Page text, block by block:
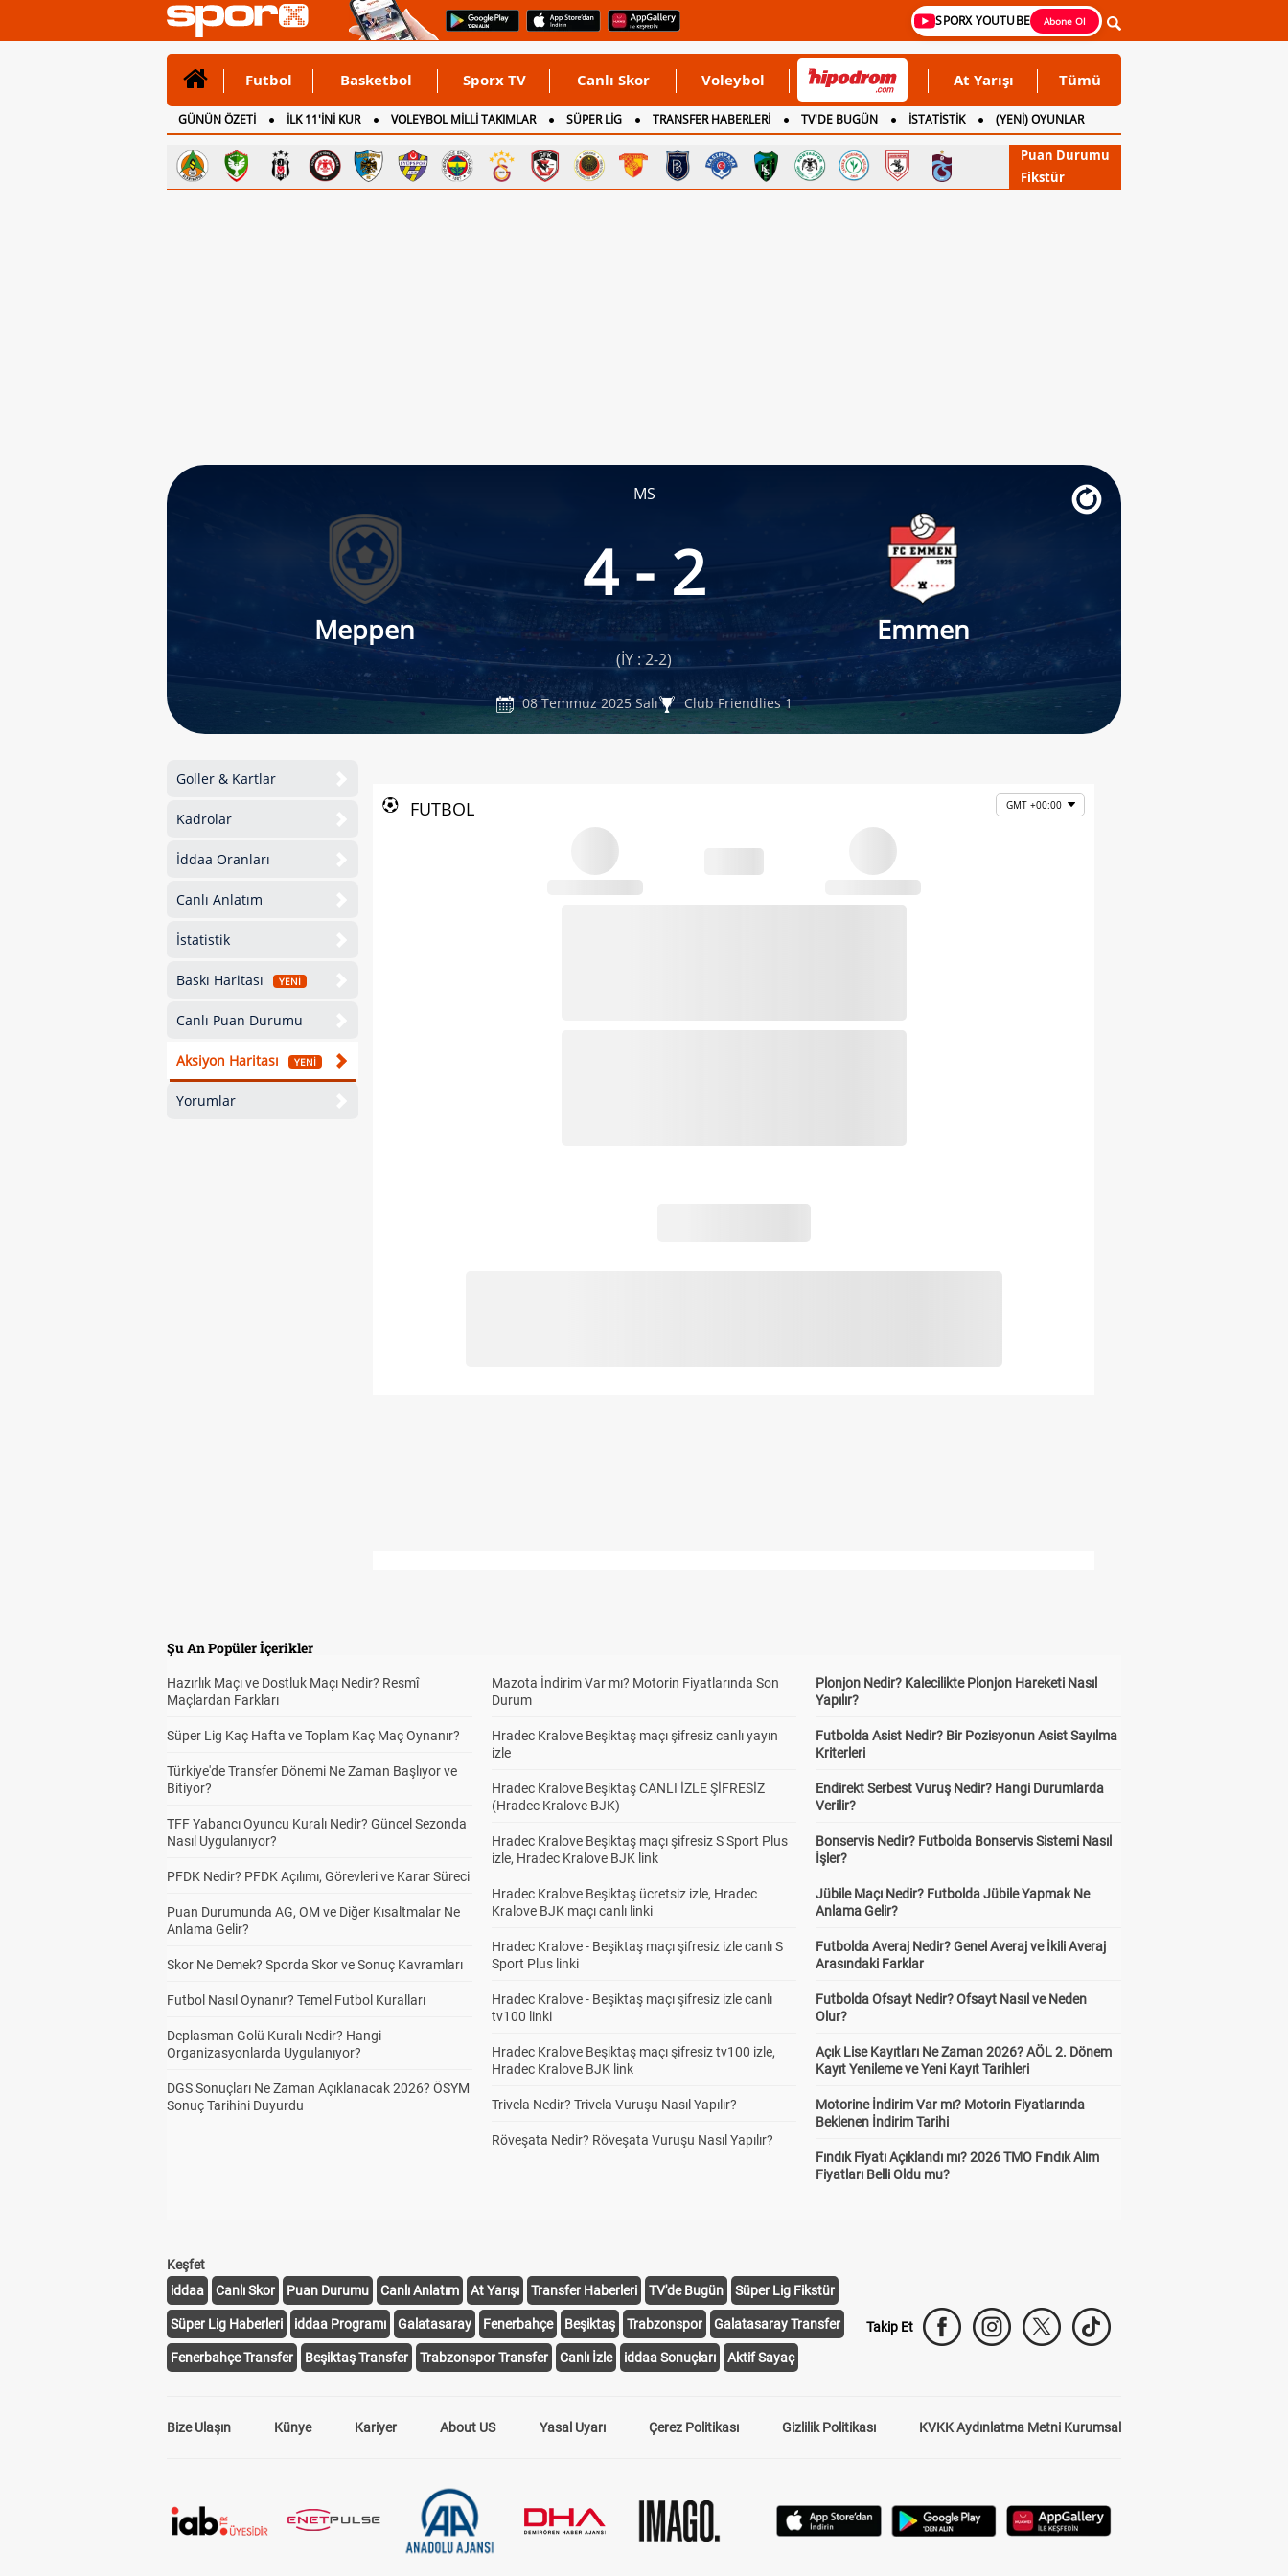
SPORX YOUTUBE Abone Ol
Futbol Basketbol Sporx TV Canlı Skor Voleybol At Yarışı Tümü
GÜNÜN ÖZETİ İLK 11'İNİ KUR VOLEYBOL MİLLİ TAKIMLAR SÜPER LİG TRANSFER HABERLERİ TV'DE BUGÜN İSTATİSTİK
(YENİ) OYUNLAR
CANLI ANLATIM
İNGİLTERE
Puan Durumu
Fikstür
MS
Meppen
4 - 2
Emmen
(İY : 2-2)
08 Temmuz 2025 Salı Club Friendlies 1
Goller & Kartlar
Kadrolar
İddaa Oranları
Canlı Anlatım
İstatistik
Baskı Haritası YENİ
Canlı Puan Durumu
Aksiyon Haritası YENİ
Yorumlar
FUTBOL GMT +00:00
Şu An Popüler İçerikler
Hazırlık Maçı ve Dostluk Maçı Nedir? Resmî
Maçlardan Farkları
Süper Lig Kaç Hafta ve Toplam Kaç Maç Oynanır?
Türkiye'de Transfer Dönemi Ne Zaman Başlıyor ve
Bitiyor?
TFF Yabancı Oyuncu Kuralı Nedir? Güncel Sezonda
Nasıl Uygulanıyor?
PFDK Nedir? PFDK Açılımı, Görevleri ve Karar Süreci
Puan Durumunda AG, OM ve Diğer Kısaltmalar Ne
Anlama Gelir?
Skor Ne Demek? Sporda Skor ve Sonuç Kavramları
Futbol Nasıl Oynanır? Temel Futbol Kuralları
Deplasman Golü Kuralı Nedir? Hangi
Organizasyonlarda Uygulanıyor?
DGS Sonuçları Ne Zaman Açıklanacak 2026? ÖSYM
Sonuç Tarihini Duyurdu
Mazota İndirim Var mı? Motorin Fiyatlarında Son
Durum
Hradec Kralove Beşiktaş maçı şifresiz canlı yayın
izle
Hradec Kralove Beşiktaş CANLI İZLE ŞİFRESİZ
(Hradec Kralove BJK)
Hradec Kralove Beşiktaş maçı şifresiz S Sport Plus
izle, Hradec Kralove BJK link
Hradec Kralove Beşiktaş ücretsiz izle, Hradec
Kralove BJK maçı canlı linki
Hradec Kralove - Beşiktaş maçı şifresiz izle canlı S
Sport Plus linki
Hradec Kralove - Beşiktaş maçı şifresiz izle canlı
tv100 linki
Hradec Kralove Beşiktaş maçı şifresiz tv100 izle,
Hradec Kralove BJK link
Trivela Nedir? Trivela Vuruşu Nasıl Yapılır?
Röveşata Nedir? Röveşata Vuruşu Nasıl Yapılır?
Plonjon Nedir? Kalecilikte Plonjon Hareketi Nasıl
Yapılır?
Futbolda Asist Nedir? Bir Pozisyonun Asist Sayılma
Kriterleri
Endirekt Serbest Vuruş Nedir? Hangi Durumlarda
Verilir?
Bonservis Nedir? Futbolda Bonservis Sistemi Nasıl
İşler?
Jübile Maçı Nedir? Futbolda Jübile Yapmak Ne
Anlama Gelir?
Futbolda Averaj Nedir? Genel Averaj ve İkili Averaj
Arasındaki Farklar
Futbolda Ofsayt Nedir? Ofsayt Nasıl ve Neden
Olur?
Açık Lise Kayıtları Ne Zaman 2026? AÖL 2. Dönem
Kayıt Yenileme ve Yeni Kayıt Tarihleri
Motorine İndirim Var mı? Motorin Fiyatlarında
Beklenen İndirim Tarihi
Fındık Fiyatı Açıklandı mı? 2026 TMO Fındık Alım
Fiyatları Belli Oldu mu?
Keşfet
iddaa
Canlı Skor Puan Durumu Canlı Anlatım At Yarışı Transfer Haberleri TV'de Bugün Süper Lig Fikstür
Süper Lig Haberleri iddaa Programı Galatasaray Fenerbahçe Beşiktaş Trabzonspor Galatasaray Transfer
Fenerbahçe Transfer Beşiktaş Transfer Trabzonspor Transfer Canlı İzle iddaa Sonuçları Aktif Sayaç
Takip Et
Bize Ulaşın Künye Kariyer About US Yasal Uyarı Çerez Politikası Gizlilik Politikası KVKK Aydınlatma Metni Kurumsal